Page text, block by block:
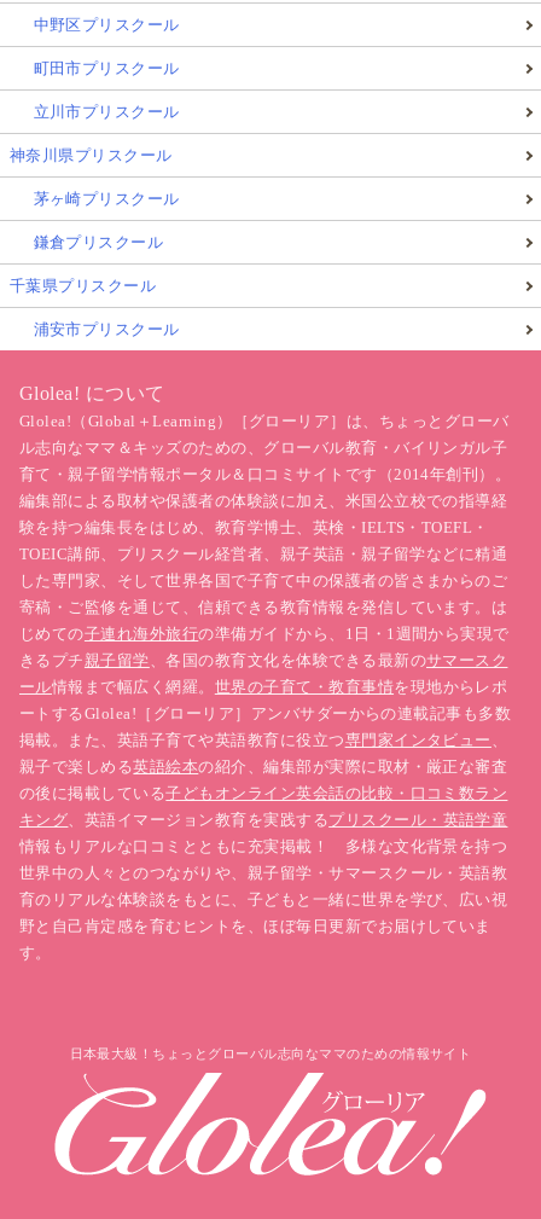
中野区プリスクール
町田市プリスクール
立川市プリスクール
神奈川県プリスクール
茅ヶ崎プリスクール
鎌倉プリスクール
千葉県プリスクール
浦安市プリスクール
Glolea! について
Glolea!（Global＋Learning）［グローリア］は、ちょっとグローバ
ル志向なママ＆キッズのための、グローバル教育・バイリンガル子
育て・親子留学情報ポータル＆口コミサイトです（2014年創刊）。
編集部による取材や保護者の体験談に加え、米国公立校での指導経
験を持つ編集長をはじめ、教育学博士、英検・IELTS・TOEFL・
TOEIC講師、プリスクール経営者、親子英語・親子留学などに精通
した専門家、そして世界各国で子育て中の保護者の皆さまからのご
寄稿・ご監修を通じて、信頼できる教育情報を発信しています。は
じめての子連れ海外旅行の準備ガイドから、1日・1週間から実現で
きるプチ親子留学、各国の教育文化を体験できる最新のサマースク
ール情報まで幅広く網羅。 世界の子育て・教育事情を現地からレポ
ートするGlolea!［グローリア］アンバサダーからの連載記事も多数
掲載。また、英語子育てや英語教育に役立つ専門家インタビュー 、
親子で楽しめる英語絵本の紹介、編集部が実際に取材・厳正な審査
の後に掲載している子どもオンライン英会話の比較・口コミ数ラン
キング、英語イマージョン教育を実践するプリスクール・英語学童
情報もリアルな口コミとともに充実掲載！ 多様な文化背景を持つ
世界中の人々とのつながりや、親子留学・サマースクール・英語教
育のリアルな体験談をもとに、子どもと一緒に世界を学び、広い視
野と自己肯定感を育むヒントを、ほぼ毎日更新でお届けしていま
す。
日本最大級！ちょっとグローバル志向なママのための情報サイト